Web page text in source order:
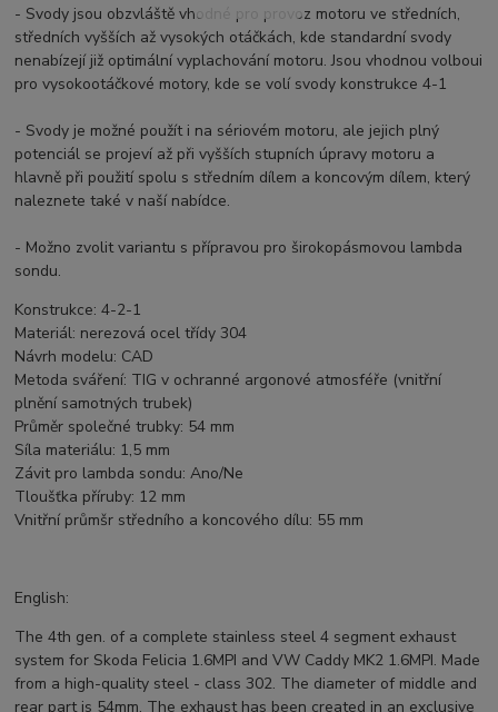
- Svody jsou obzvláště vhodné pro provoz motoru ve středních,
středních vyšších až vysokých otáčkách, kde standardní svody
nenabízejí již optimální vyplachování motoru. Jsou vhodnou volboui
pro vysokootáčkové motory, kde se volí svody konstrukce 4-1
- Svody je možné použít i na sériovém motoru, ale jejich plný
potenciál se projeví až při vyšších stupních úpravy motoru a
hlavně při použití spolu s středním dílem a koncovým dílem, který
naleznete také v naší nabídce.
- Možno zvolit variantu s přípravou pro širokopásmovou lambda
sondu.
Konstrukce: 4-2-1
Materiál: nerezová ocel třídy 304
Návrh modelu: CAD
Metoda sváření: TIG v ochranné argonové atmosféře (vnitřní
plnění samotných trubek)
Průměr společné trubky: 54 mm
Síla materiálu: 1,5 mm
Závit pro lambda sondu: Ano/Ne
Tloušťka příruby: 12 mm
Vnitřní průmšr středního a koncového dílu: 55 mm
English:
The 4th gen. of a complete stainless steel 4 segment exhaust
system for Skoda Felicia 1.6MPI and VW Caddy MK2 1.6MPI. Made
from a high-quality steel - class 302. The diameter of middle and
rear part is 54mm. The exhaust has been created in an exclusive